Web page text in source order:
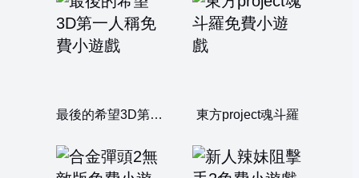
最後的希望3D第一人稱 東方project魂斗羅